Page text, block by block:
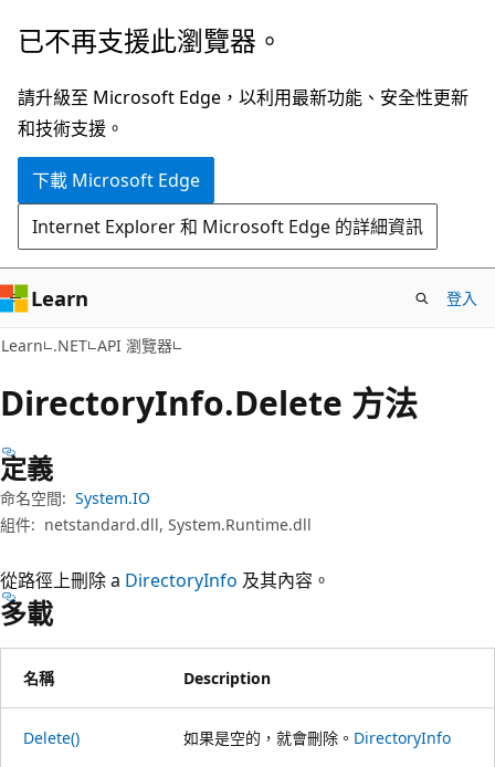
跳
主
要
內
跳
頁
面
內
覽
已不再支援此瀏覽器。
請升級至 Microsoft Edge，以利用最新功能、安全性更新
和技術支援。
下載 Microsoft Edge
Internet Explorer 和 Microsoft Edge 的詳細資訊
Learn 登入
Learn .NET API 瀏覽器
DirectoryInfo.Delete 方法
定義
命名空間: System.IO
組件: netstandard.dll, System.Runtime.dll
從路徑上刪除 a DirectoryInfo 及其內容。
多載
名稱 Description
Delete() 如果是空的，就會刪除。 DirectoryInfo